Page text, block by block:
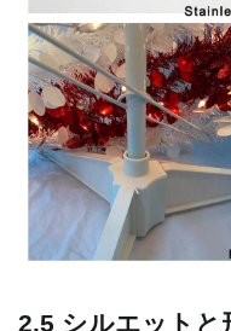
2.5 シルエットと